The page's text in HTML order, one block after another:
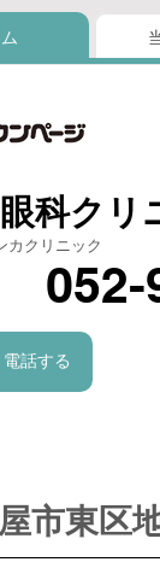
科クリ
カクリニック
052-
電話する
市東区